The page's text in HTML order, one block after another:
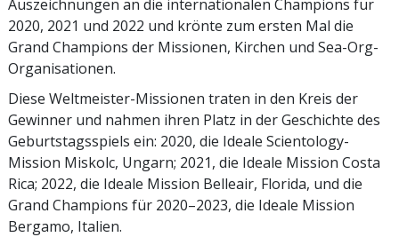
Auszeichnungen an die internationalen Champions für
2020, 2021 und 2022 und krönte zum ersten Mal die
Grand Champions der Missionen, Kirchen und Sea-Org-
Organisationen.
Diese Weltmeister-Missionen traten in den Kreis der
Gewinner und nahmen ihren Platz in der Geschichte des
Geburtstagsspiels ein: 2020, die Ideale Scientology-
Mission Miskolc, Ungarn; 2021, die Ideale Mission Costa
Rica; 2022, die Ideale Mission Belleair, Florida, und die
Grand Champions für 2020–2023, die Ideale Mission
Bergamo, Italien.